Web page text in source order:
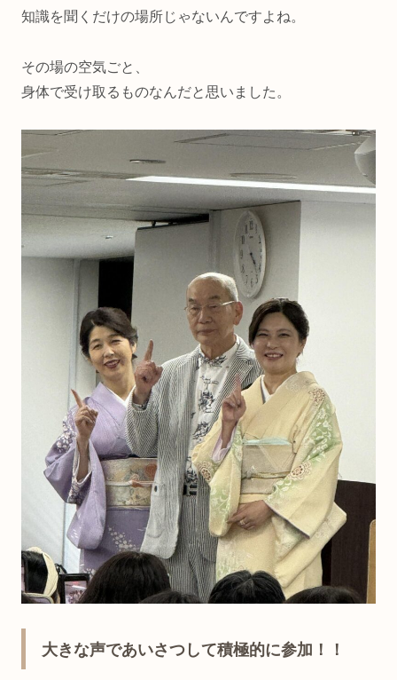
知識を聞くだけの場所じゃないんですよね。
その場の空気ごと、
身体で受け取るものなんだと思いました。
大きな声であいさつして積極的に参加！！